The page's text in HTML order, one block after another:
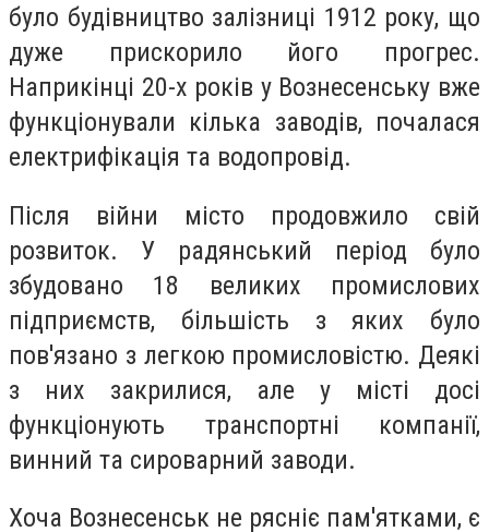
було будівництво залізниці 1912 року, що
дуже прискорило його прогрес.
Наприкінці 20-х років у Вознесенську вже
функціонували кілька заводів, почалася
електрифікація та водопровід.
Після війни місто продовжило свій
розвиток. У радянський період було
збудовано 18 великих промислових
підприємств, більшість з яких було
пов'язано з легкою промисловістю. Деякі
з них закрилися, але у місті досі
функціонують транспортні компанії,
винний та сироварний заводи.
Хоча Вознесенськ не рясніє пам'ятками, є